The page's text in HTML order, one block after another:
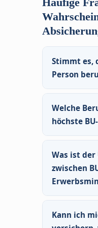
Stimmt es,
Person
Die Zahl
kursiert seit
auf
behördlich
wie man
würde –
Welche
höchste
Körperlich
statistisch
Quoten.
Was ist
zwischen
versichert):
Kann ich